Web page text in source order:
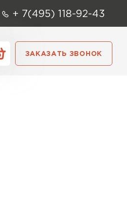
+ 7(495) 118-92-43
ЗАКАЗАТЬ ЗВОНОК
Контакты